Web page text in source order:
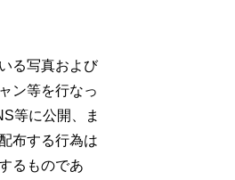
る写真および
ン等を行なっ
等に公開、ま
布する行為は
るものであ